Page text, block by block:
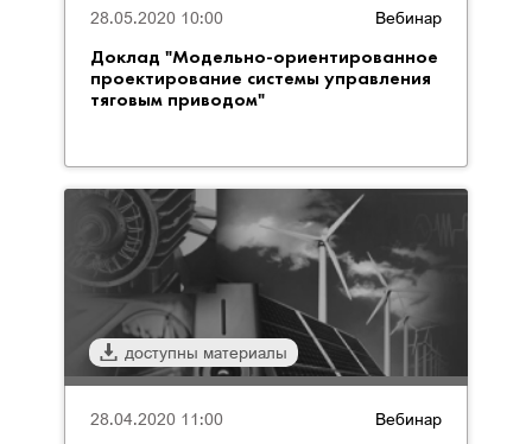
Вебинар
Доклад "Модельно-ориентированное
проектирование системы управления
тяговым приводом"
28.05.2020 10:00
Вебинар
28.04.2020 11:00
доступны материалы